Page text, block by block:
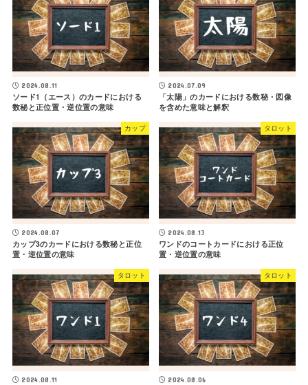
2024.08.11
ソード1（エース）のカードにおける
数秘と正位置・逆位置の意味
2024.07.09
「太陽」のカードにおける数秘・図像
を含めた意味と解釈
カップ
2024.08.07
カップ3のカードにおける数秘と正位
置・逆位置の意味
タロット
2024.08.13
ワンドのコートカードにおける正位
置・逆位置の意味
タロット
2024.08.11
タロット
2024.08.06